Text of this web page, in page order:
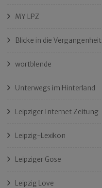
MY LPZ
Blicke in die Vergangenheit
wortblende
Unterwegs im Hinterland
Leipziger Internet Zeitung
Leipzig-Lexikon
Leipziger Gose
Leipzig Love